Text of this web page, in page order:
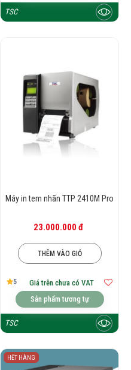
TSC
Máy in tem nhãn TTP 2410M Pro
23.000.000 đ
THÊM VÀO GIỎ
5
Giá trên chưa có VAT
Sản phẩm tương tự
TSC
HẾT HÀNG